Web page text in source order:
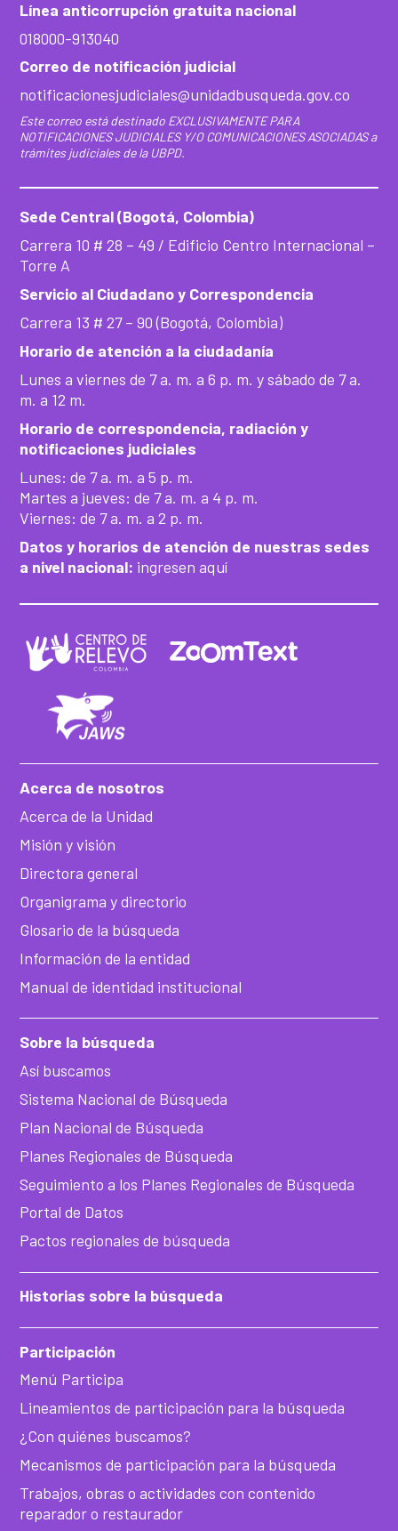
Línea anticorrupción gratuita nacional
018000-913040
Correo de notificación judicial
notificacionesjudiciales@unidadbusqueda.gov.co
Este correo está destinado EXCLUSIVAMENTE PARA
NOTIFICACIONES JUDICIALES Y/O COMUNICACIONES ASOCIADAS a
trámites judiciales de la UBPD.
Sede Central (Bogotá, Colombia)
Carrera 10 # 28 – 49 / Edificio Centro Internacional –
Torre A
Servicio al Ciudadano y Correspondencia
Carrera 13 # 27 – 90 (Bogotá, Colombia)
Horario de atención a la ciudadanía
Lunes a viernes de 7 a. m. a 6 p. m. y sábado de 7 a.
m. a 12 m.
Horario de correspondencia, radiación y
notificaciones judiciales
Lunes: de 7 a. m. a 5 p. m.
Martes a jueves: de 7 a. m. a 4 p. m.
Viernes: de 7 a. m. a 2 p. m.
Datos y horarios de atención de nuestras sedes
a nivel nacional: ingresen aquí
Acerca de nosotros
Acerca de la Unidad
Misión y visión
Directora general
Organigrama y directorio
Glosario de la búsqueda
Información de la entidad
Manual de identidad institucional
Sobre la búsqueda
Así buscamos
Sistema Nacional de Búsqueda
Plan Nacional de Búsqueda
Planes Regionales de Búsqueda
Seguimiento a los Planes Regionales de Búsqueda
Portal de Datos
Pactos regionales de búsqueda
Historias sobre la búsqueda
Participación
Menú Participa
Lineamientos de participación para la búsqueda
¿Con quiénes buscamos?
Mecanismos de participación para la búsqueda
Trabajos, obras o actividades con contenido
reparador o restaurador